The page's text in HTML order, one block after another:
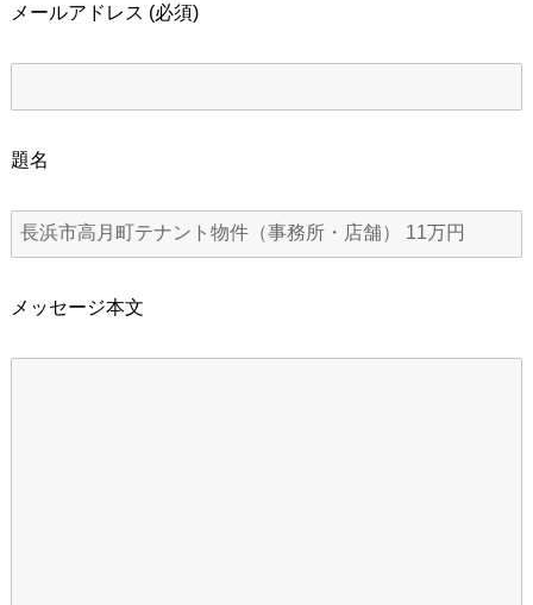
メールアドレス (必須)
題名
メッセージ本文